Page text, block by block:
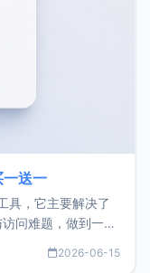
送一
具，它主要解决了
问难题，做到一处
2026-06-15